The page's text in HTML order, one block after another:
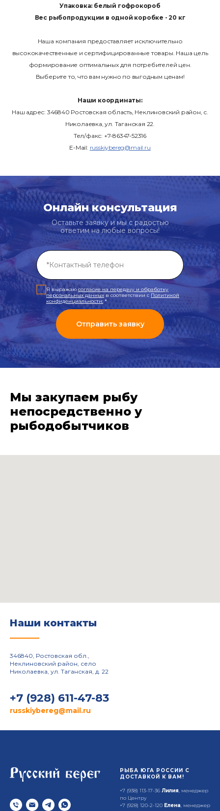
Упаковка: белый гофрокороб
Вес рыбопродукции в одной коробке - 20 кг
Наша компания предоставляет исключительно
высококачественные и сертифицированные товары. Наша цель
формирование оптимальных для потребителей цен.
Выберите то, что вам нужно по выгодным ценам!
Наши координаты:
Наш адрес: 346840 Ростовская область, Неклиновский район, с.
Николаевка, ул. Таганская 22.
Тел/факс: +7-86347-52316
E-Mail: russkiybereg@mail.ru
Оставьте заявку и мы с радостью
ответим на любые вопросы!
Онлайн консультация
Я выражаю согласие на передачу и обработку
персональных данных в соответствии с Политикой
конфиденциальности: *
Отправить заявку
Мы закупаем рыбу
непосредственно у
рыбодобытчиков
Наши контакты
346840, Ростовская обл.,
Неклиновский район, село
Николаевка, ул. Таганская, д. 22
+7 (928) 611-47-83
russkiybereg@mail.ru
РЫБА ЮГА РОССИИ С
ДОСТАВКОЙ К ВАМ!
+7 (938) 113-17-36 Лилия, менеджер
по Центру
+7 (928) 120-2-120 Елена, менеджер